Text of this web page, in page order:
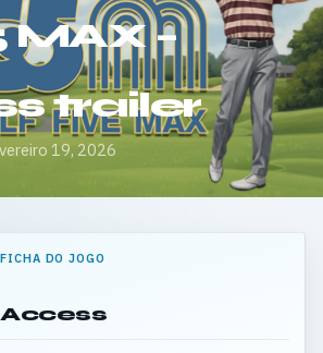
MAX –
trailer
19, 2026
FICHA DO JOGO
Access